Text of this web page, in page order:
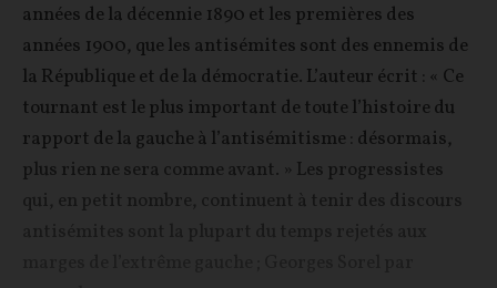
années de la décennie 1890 et les premières des
années 1900, que les antisémites sont des ennemis de
la République et de la démocratie. L’auteur écrit : « Ce
tournant est le plus important de toute l’histoire du
rapport de la gauche à l’antisémitisme : désormais,
plus rien ne sera comme avant. » Les progressistes
qui, en petit nombre, continuent à tenir des discours